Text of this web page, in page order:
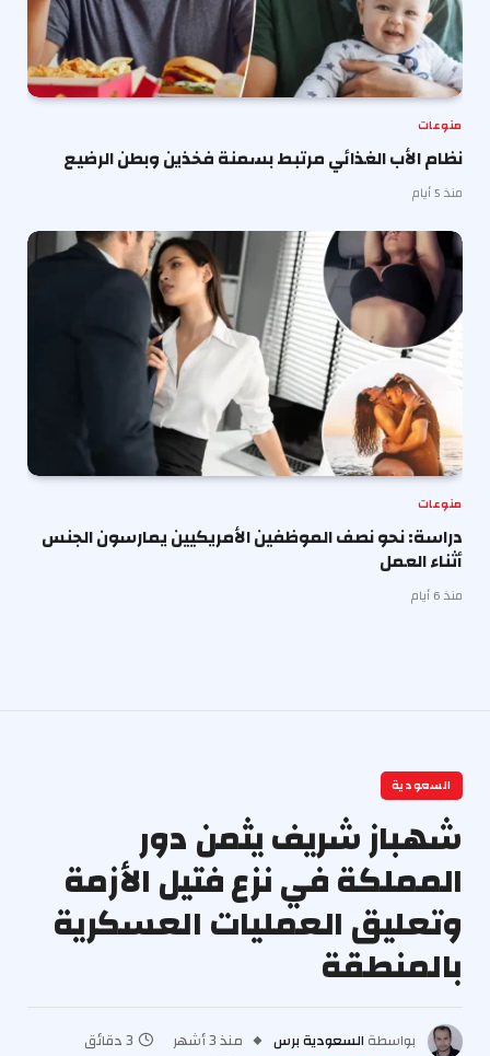
منوعات
نظام الأب الغذائي مرتبط بسمنة فخذين وبطن الرضيع
منذ 5 أيام
منوعات
دراسة: نحو نصف الموظفين الأمريكيين يمارسون الجنس
أثناء العمل
منذ 6 أيام
السعودية
شهباز شريف يثمن دور
المملكة في نزع فتيل الأزمة
وتعليق العمليات العسكرية
بالمنطقة
بواسطة السعودية برس منذ 3 أشهر
3 دقائق